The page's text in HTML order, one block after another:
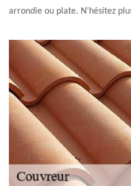
arrondie ou plate. N’hésitez